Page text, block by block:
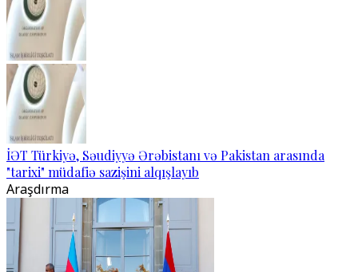
İƏT Türkiyə, Səudiyyə Ərəbistanı və Pakistan arasında
"tarixi" müdafiə sazişini alqışlayıb
Araşdırma